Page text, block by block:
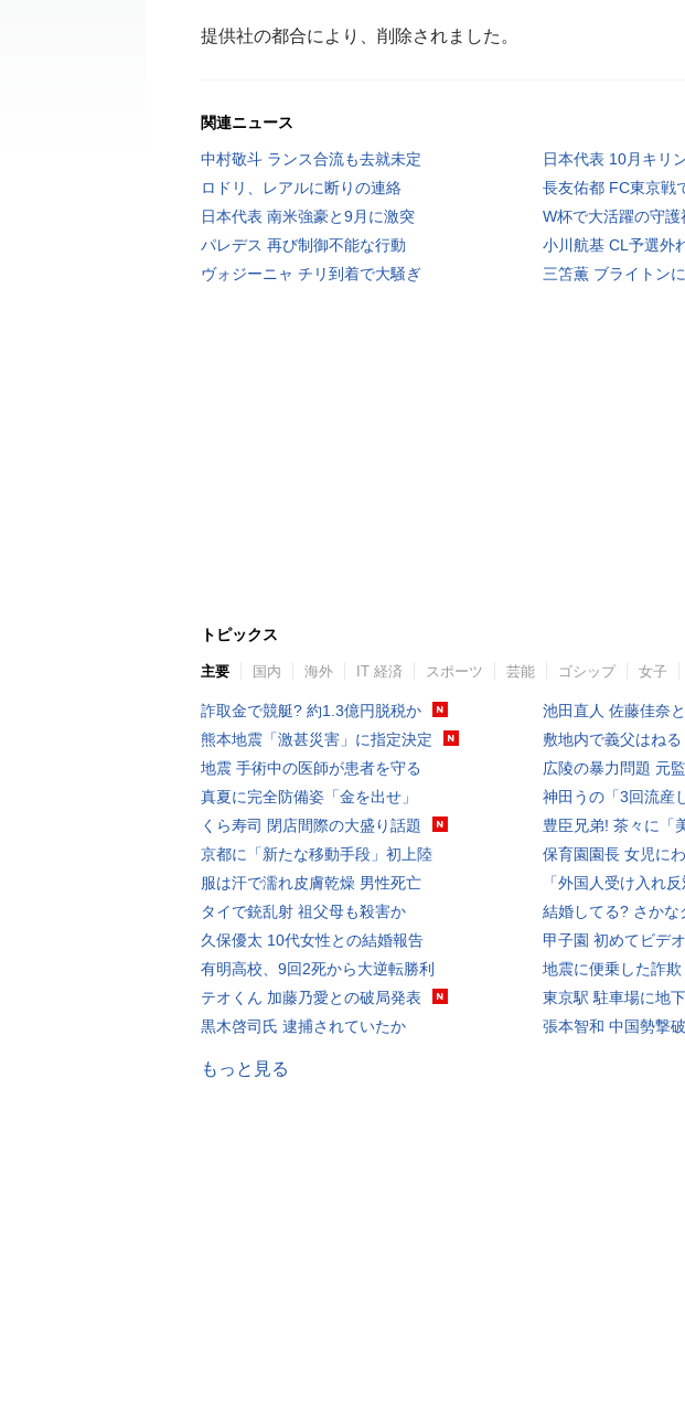
提供社の都合により、削除されました。
関連ニュース
中村敬斗 ランス合流も去就未定
日本代表 10月キリ
ロドリ、レアルに断りの連絡
長友佑都 FC東京戦
日本代表 南米強豪と9月に激突
W杯で大活躍の守
パレデス 再び制御不能な行動
小川航基 CL予選外
ヴォジーニャ チリ到着で大騒ぎ
三笘薫 ブライトン
トピックス
主要 国内 海外 IT 経済 スポーツ 芸能 ゴシップ 女子
詐取金で競艇? 約1.3億円脱税か
熊本地震「激甚災害」に指定決定
地震 手術中の医師が患者を守る
真夏に完全防備姿「金を出せ」
くら寿司 閉店間際の大盛り話題
京都に「新たな移動手段」初上陸
服は汗で濡れ皮膚乾燥 男性死亡
タイで銃乱射 祖父母も殺害か
久保優太 10代女性との結婚報告
有明高校、9回2死から大逆転勝利
テオくん 加藤乃愛との破局発表
黒木啓司氏 逮捕されていたか
池田直人 佐藤佳奈
敷地内で義父はねる
広陵の暴力問題 元
神田うの「3回流産
豊臣兄弟! 茶々に「
保育園園長 女児に
「外国人受け入れ
結婚してる? さかな
甲子園 初めてビデ
地震に便乗した詐
東京駅 駐車場に地
張本智和 中国勢撃
もっと見る